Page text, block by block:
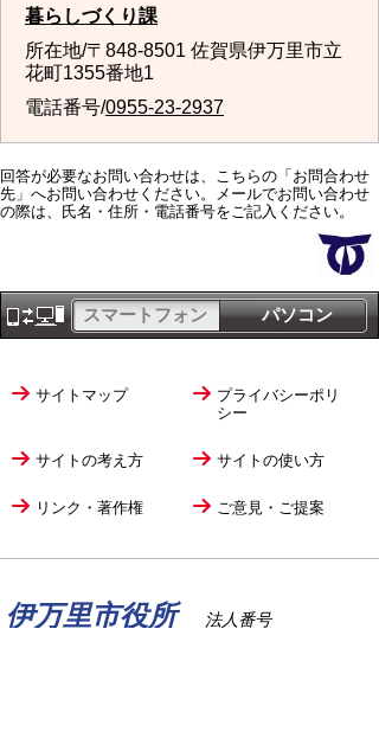
暮らしづくり課
所在地/〒848-8501 佐賀県伊万里市立
花町1355番地1
電話番号/0955-23-2937
回答が必要なお問い合わせは、こちらの「お問合わせ
先」へお問い合わせください。メールでお問い合わせ
の際は、氏名・住所・電話番号をご記入ください。
パソコン
スマートフォン
サイトマップ
プライバシーポリ
シー
サイトの考え方 サイトの使い方
リンク・著作権 ご意見・ご提案
伊万里市役所
法人番号